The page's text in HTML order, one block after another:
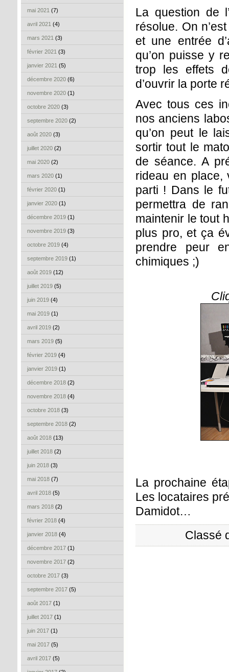
mai 2021 (7)
avril 2021 (4)
mars 2021 (3)
février 2021 (3)
janvier 2021 (5)
décembre 2020 (6)
novembre 2020 (1)
octobre 2020 (3)
septembre 2020 (2)
août 2020 (3)
juillet 2020 (2)
mai 2020 (2)
mars 2020 (1)
février 2020 (1)
janvier 2020 (1)
décembre 2019 (1)
novembre 2019 (3)
octobre 2019 (4)
septembre 2019 (1)
août 2019 (12)
juillet 2019 (5)
juin 2019 (4)
mai 2019 (1)
avril 2019 (2)
mars 2019 (5)
février 2019 (4)
janvier 2019 (1)
décembre 2018 (2)
novembre 2018 (4)
octobre 2018 (3)
septembre 2018 (2)
août 2018 (13)
juillet 2018 (2)
juin 2018 (3)
mai 2018 (7)
avril 2018 (5)
mars 2018 (2)
février 2018 (4)
janvier 2018 (4)
décembre 2017 (1)
novembre 2017 (2)
octobre 2017 (3)
septembre 2017 (5)
août 2017 (1)
juillet 2017 (1)
juin 2017 (1)
mai 2017 (5)
avril 2017 (5)
La question de
résolue. On
et une entrée
qu’on puisse y
trop les effets
d’ouvrir la porte
Avec tous ces
nos anciens
qu’on peut le
sortir tout le
de séance. A
rideau en place,
parti ! Dans le
permettra de
maintenir le tout
plus pro, et ça
prendre peur
chimiques ;)
La prochaine
Les locataires
Damidot…
Classé